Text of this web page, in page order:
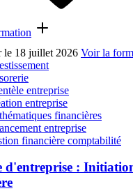
le 18 juillet 2026 Voir la
entreprise
entreprise
financières
entreprise
financière comptabilité
d'entreprise :